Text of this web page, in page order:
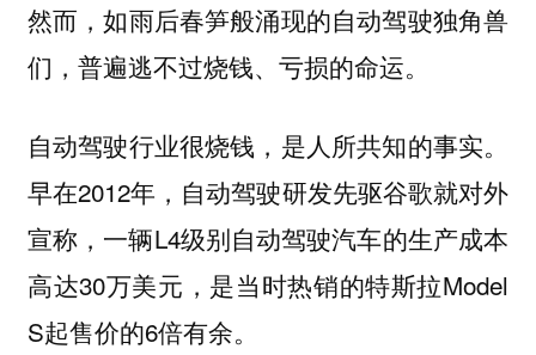
然而，如雨后春笋般涌现的自动驾驶独角兽
们，普遍逃不过烧钱、亏损的命运。
自动驾驶行业很烧钱，是人所共知的事实。
早在2012年，自动驾驶研发先驱谷歌就对外
宣称，一辆L4级别自动驾驶汽车的生产成本
高达30万美元，是当时热销的特斯拉Model
S起售价的6倍有余。